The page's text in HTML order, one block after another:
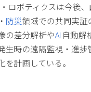
ロボティクスは今後
防災領域での共同実証
の差分解析やAI自動解
生時の遠隔監視・進捗
計画している。